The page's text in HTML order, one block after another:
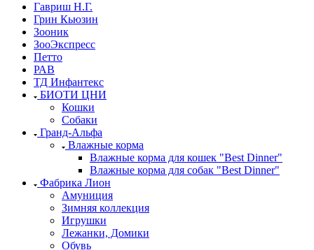
Гавриш Н.Г.
Грин Кьюзин
Зооник
ЗооЭкспресс
Петто
РАВ
ТД Инфантекс
БИОТИ ЦНИ
Кошки
Собаки
Гранд-Альфа
Влажные корма
Влажные корма для кошек "Best Dinner"
Влажные корма для собак "Best Dinner"
Фабрика Лион
Амуниция
Зимняя коллекция
Игрушки
Лежанки, Домики
Обувь